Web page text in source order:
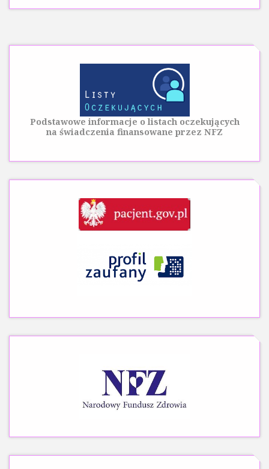
Podstawowe informacje o listach oczekujących
na świadczenia finansowane przez NFZ